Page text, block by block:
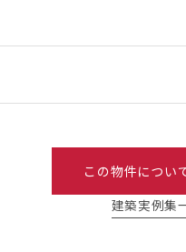
この物件につい
建築実例集